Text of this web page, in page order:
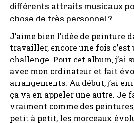
différents attraits musicaux
chose de très personnel ?
J’aime bien l’idée de peinture
travailler, encore une fois c’est
challenge. Pour cet album, j’ai
avec mon ordinateur et fait
arrangements. Au début, j’ai
ça va en appeler une autre. Je
vraiment comme des peintures,
petit à petit, les morceaux